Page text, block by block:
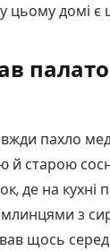
цьому домі є
пахло
й старою
де на кухні
з
щось